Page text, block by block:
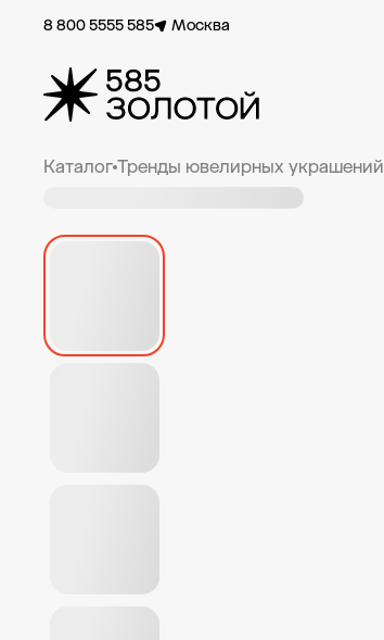
8 800 5555 585 Москва
Каталог Тренды ювелирных украшений